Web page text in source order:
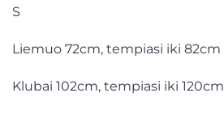
S
Liemuo 72cm, tempiasi iki 82cm
Klubai 102cm, tempiasi iki 120cm